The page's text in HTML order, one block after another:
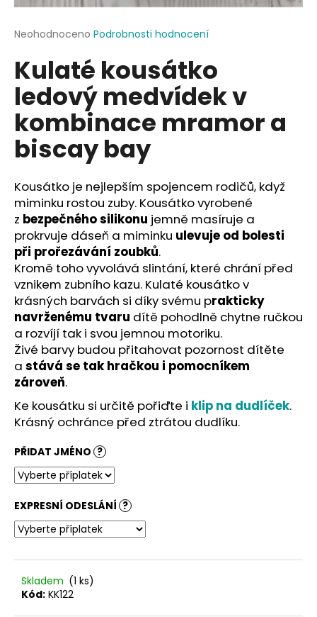
Průměrné
produktu
je
0,0
5
hvězdiček.
Neohodnoceno Podrobnosti hodnocení
Kulaté kousátko
ledový medvídek v
kombinace mramor a
biscay bay
Kousátko je nejlepším spojencem rodičů, když
miminku rostou zuby. Kousátko vyrobené
z bezpečného silikonu jemně masíruje a
prokrvuje dáseň a miminku ulevuje od bolesti
při prořezávání zoubků.
Kromě toho vyvolává slintání, které chrání před
vznikem zubního kazu. Kulaté kousátko v
krásných barvách si díky svému prakticky
navrženému tvaru dítě pohodlně chytne ručkou
a rozvíjí tak i svou jemnou motoriku.
Živé barvy budou přitahovat pozornost dítěte
a stává se tak hračkou i pomocníkem
zároveň.
Ke kousátku si určitě pořiďte i klip na dudlíček.
Krásný ochránce před ztrátou dudlíku.
PŘIDAT JMÉNO ?
EXPRESNÍ ODESLÁNÍ ?
Skladem (1 ks)
Kód: KK122
j
t
?
HLEDAT
D
o
p
o
r
u
č
u
j
e
m
e